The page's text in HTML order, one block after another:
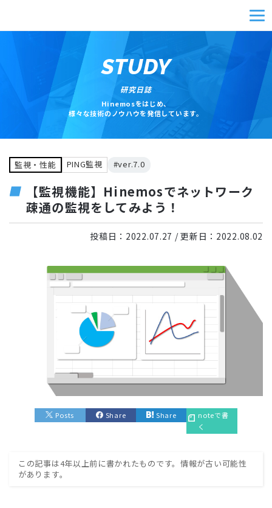
STUDY
研究日誌
Hinemosをはじめ、
様々な技術のノウハウを発信しています。
監視・性能 PING監視 #ver.7.0
【監視機能】Hinemosでネットワーク
疎通の監視をしてみよう！
投稿日： 2022.07.27 / 更新日： 2022.08.02
Posts Share Share
noteで書
く
この記事は4年以上前に書かれたものです。情報が古い可能性
があります。